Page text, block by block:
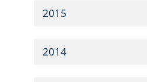
2015
2014